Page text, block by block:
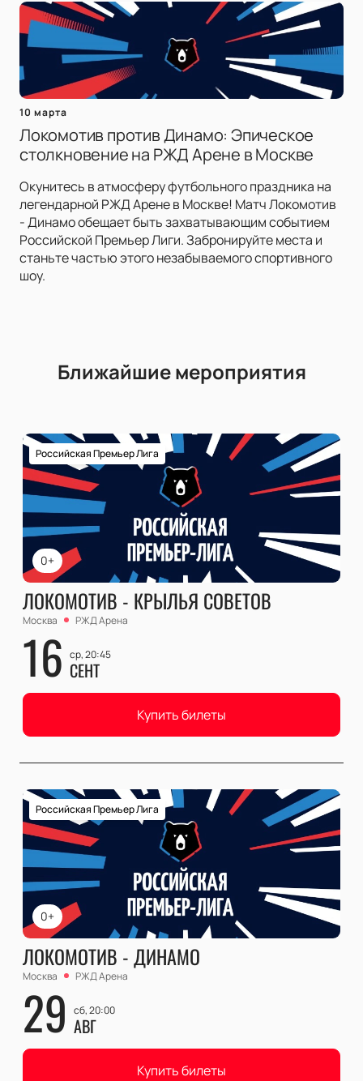
10 марта
Локомотив против Динамо: Эпическое
столкновение на РЖД Арене в Москве
Окунитесь в атмосферу футбольного праздника на
легендарной РЖД Арене в Москве! Матч Локомотив
- Динамо обещает быть захватывающим событием
Российской Премьер Лиги. Забронируйте места и
станьте частью этого незабываемого спортивного
шоу.
Ближайшие мероприятия
0+
Российская Премьер Лига
ЛОКОМОТИВ - КРЫЛЬЯ СОВЕТОВ
Москва РЖД Арена
16 ср, 20:45
СЕНТ
Купить билеты
0+
Российская Премьер Лига
ЛОКОМОТИВ - ДИНАМО
Москва РЖД Арена
29 сб, 20:00
АВГ
Купить билеты